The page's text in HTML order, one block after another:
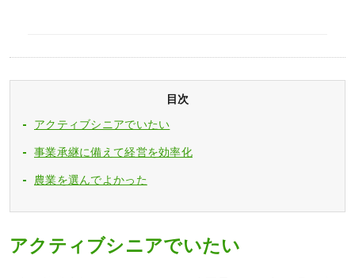
目次
アクティブシニアでいたい
事業承継に備えて経営を効率化
農業を選んでよかった
アクティブシニアでいたい